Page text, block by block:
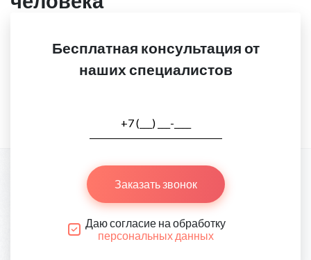
Бесплатная консультация от
наших специалистов
Заказать звонок
Даю согласие на обработку
персональных данных